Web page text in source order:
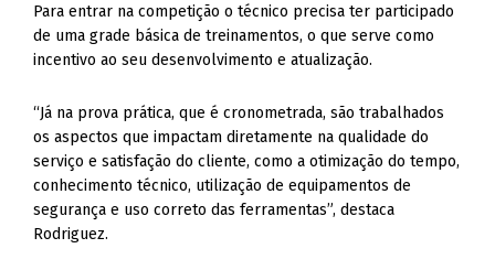
Para entrar na competição o técnico precisa ter participado
de uma grade básica de treinamentos, o que serve como
incentivo ao seu desenvolvimento e atualização.
“Já na prova prática, que é cronometrada, são trabalhados
os aspectos que impactam diretamente na qualidade do
serviço e satisfação do cliente, como a otimização do tempo,
conhecimento técnico, utilização de equipamentos de
segurança e uso correto das ferramentas”, destaca
Rodriguez.